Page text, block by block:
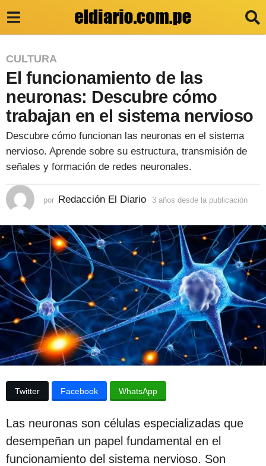
3
a
ñ
o
s
d
e
d
l
a
p
u
b
l
c
a
c
ó
n
CULTURA
El funcionamiento de las
neuronas: Descubre cómo
trabajan en el sistema nervioso
Descubre cómo funcionan las neuronas en el sistema
nervioso. Aprende sobre su estructura, transmisión de
señales y formación de redes neuronales.
por Redacción El Diario 3 años desde la publicación
o
s
d
e
s
d
e
l
p
Twitter Facebook WhatsApp
Las neuronas son células especializadas que
desempeñan un papel fundamental en el
funcionamiento del sistema nervioso. Son